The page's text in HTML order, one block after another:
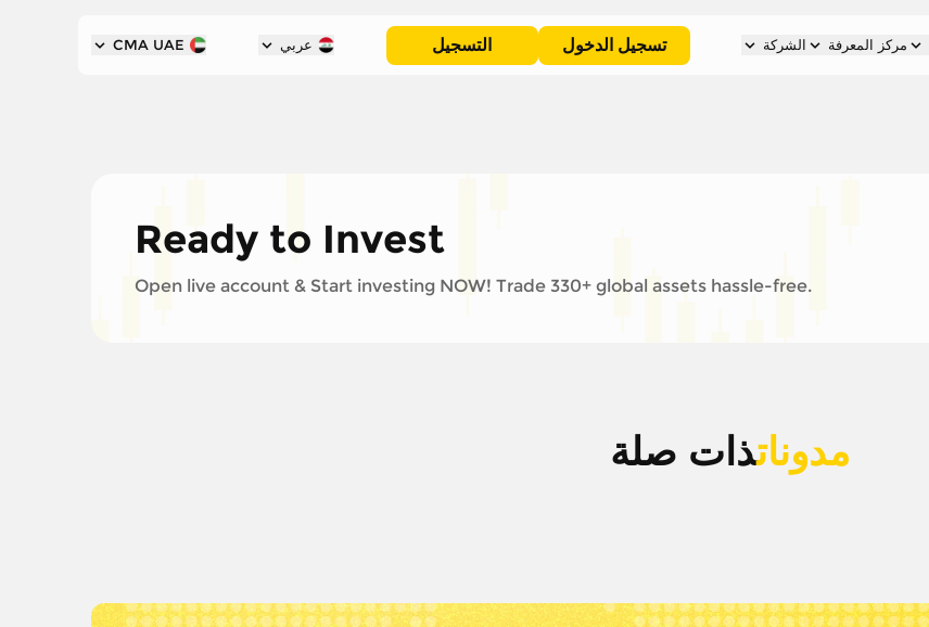
مركز المعرفة الشركة تسجيل الدخول التسجيل عربي CMA UAE
Ready to Invest
Open live account & Start investing NOW! Trade 330+ global assets hassle-free.
مدوناتذات صلة